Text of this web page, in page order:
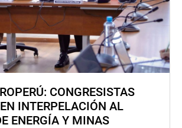
CONGRESISTAS
INTERPELACIÓN AL
ENERGÍA Y MINAS